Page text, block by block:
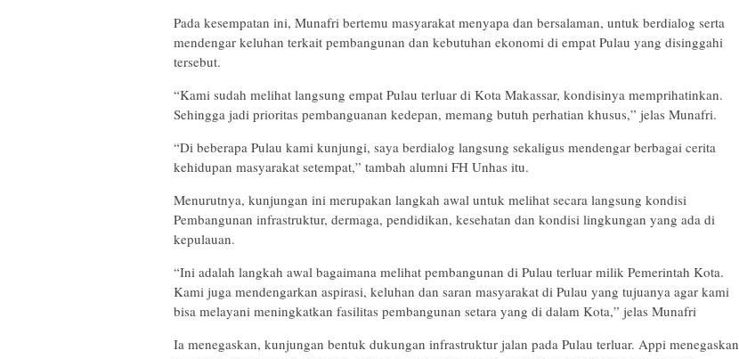
Pada kesempatan ini, Munafri bertemu masyarakat menyapa dan bersalaman, untuk berdialog serta
mendengar keluhan terkait pembangunan dan kebutuhan ekonomi di empat Pulau yang disinggahi
tersebut.
“Kami sudah melihat langsung empat Pulau terluar di Kota Makassar, kondisinya memprihatinkan.
Sehingga jadi prioritas pembanguanan kedepan, memang butuh perhatian khusus,” jelas Munafri.
“Di beberapa Pulau kami kunjungi, saya berdialog langsung sekaligus mendengar berbagai cerita
kehidupan masyarakat setempat,” tambah alumni FH Unhas itu.
Menurutnya, kunjungan ini merupakan langkah awal untuk melihat secara langsung kondisi
Pembangunan infrastruktur, dermaga, pendidikan, kesehatan dan kondisi lingkungan yang ada di
kepulauan.
“Ini adalah langkah awal bagaimana melihat pembangunan di Pulau terluar milik Pemerintah Kota.
Kami juga mendengarkan aspirasi, keluhan dan saran masyarakat di Pulau yang tujuanya agar kami
bisa melayani meningkatkan fasilitas pembangunan setara yang di dalam Kota,” jelas Munafri
Ia menegaskan, kunjungan bentuk dukungan infrastruktur jalan pada Pulau terluar. Appi menegaskan